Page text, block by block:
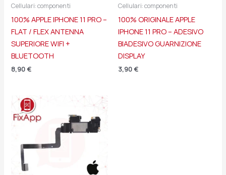
Cellulari: componenti
100% APPLE IPHONE 11 PRO –
FLAT / FLEX ANTENNA
SUPERIORE WIFI +
BLUETOOTH
8,90 €
Cellulari: componenti
100% ORIGINALE APPLE
IPHONE 11 PRO – ADESIVO
BIADESIVO GUARNIZIONE
DISPLAY
3,90 €